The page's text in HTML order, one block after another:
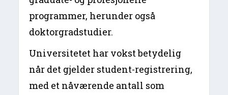
programmer, herunder også
doktorgradstudier.
Universitetet har vokst betydelig
når det gjelder student-registrering,
med et nåværende antall som